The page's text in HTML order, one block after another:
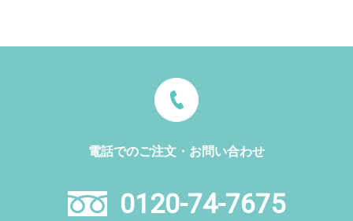
電話でのご注文・お問い合わせ
0120-74-7675